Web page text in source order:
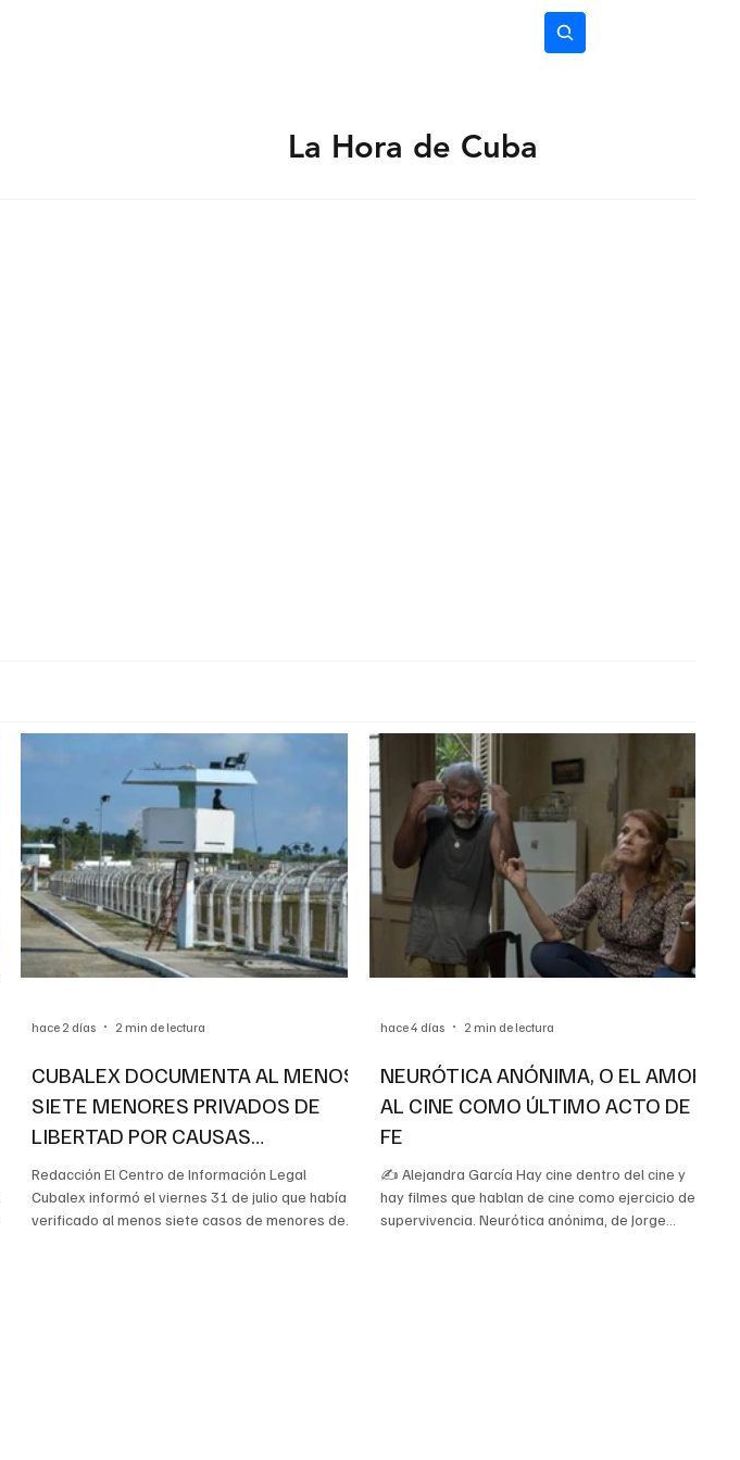
La Hora de Cuba
CUBALEX DOCUMENTA AL MENOS
SIETE MENORES PRIVADOS DE
LIBERTAD POR CAUSAS
VINCULADAS A PROTESTAS
Redacción El Centro de Información Legal
Cubalex informó el viernes 31 de julio que había
verificado al menos siete casos de menores de
hace 2 días 2 min de lectura
NEURÓTICA ANÓNIMA, O EL AMOR
AL CINE COMO ÚLTIMO ACTO DE
FE
✍️ Alejandra García Hay cine dentro del cine y
hay filmes que hablan de cine como ejercicio de
supervivencia. Neurótica anónima, de Jorge
hace 4 días 2 min de lectura